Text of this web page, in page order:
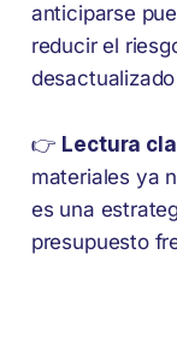
anticiparse
reducir el
👉 Lectura
materiales ya
es una
presupuesto